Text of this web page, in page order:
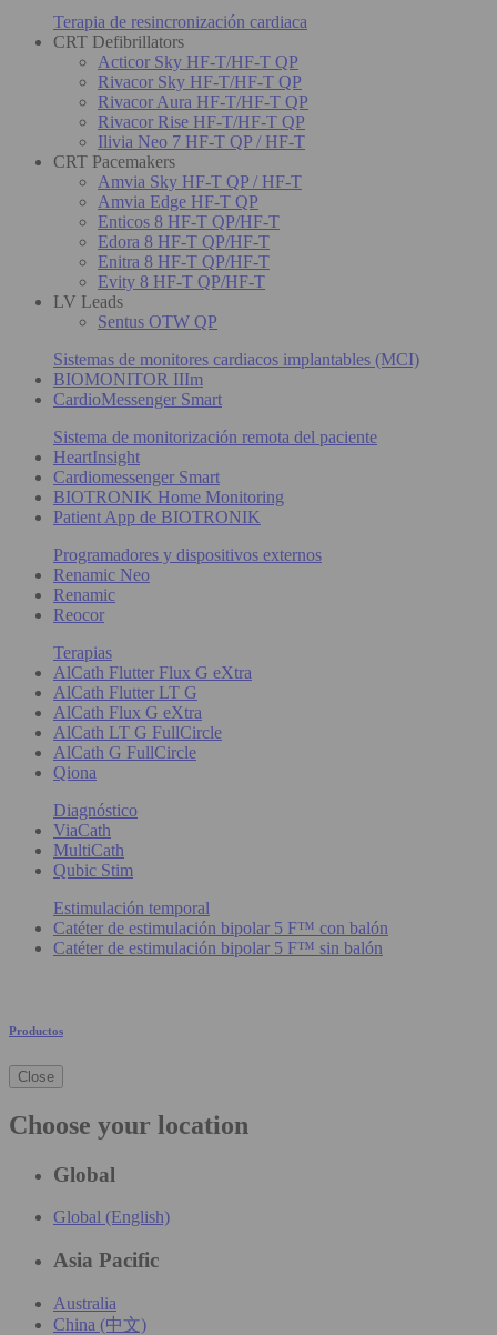
Terapia de resincronización cardiaca
CRT Defibrillators
Acticor Sky HF-T/HF-T QP
Rivacor Sky HF-T/HF-T QP
Rivacor Aura HF-T/HF-T QP
Rivacor Rise HF-T/HF-T QP
Ilivia Neo 7 HF-T QP / HF-T
CRT Pacemakers
Amvia Sky HF-T QP / HF-T
Amvia Edge HF-T QP
Enticos 8 HF-T QP/HF-T
Edora 8 HF-T QP/HF-T
Enitra 8 HF-T QP/HF-T
Evity 8 HF-T QP/HF-T
LV Leads
Sentus OTW QP
Sistemas de monitores cardiacos implantables (MCI)
BIOMONITOR IIIm
CardioMessenger Smart
Sistema de monitorización remota del paciente
HeartInsight
Cardiomessenger Smart
BIOTRONIK Home Monitoring
Patient App de BIOTRONIK
Programadores y dispositivos externos
Renamic Neo
Renamic
Reocor
Terapias
AlCath Flutter Flux G eXtra
AlCath Flutter LT G
AlCath Flux G eXtra
AlCath LT G FullCircle
AlCath G FullCircle
Qiona
Diagnóstico
ViaCath
MultiCath
Qubic Stim
Estimulación temporal
Catéter de estimulación bipolar 5 F™ con balón
Catéter de estimulación bipolar 5 F™ sin balón
Productos
Close
Choose your location
Global
Global (English)
Asia Pacific
Australia
China (中文)